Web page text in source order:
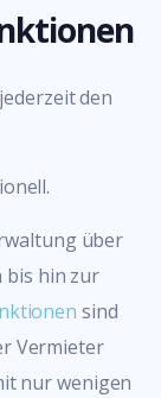
den
über
bis hin zur
sind
Vermieter
nur wenigen